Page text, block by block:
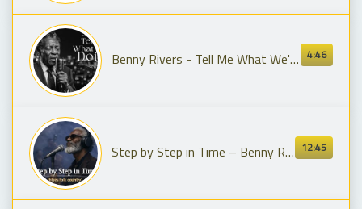
4:46
Benny Rivers - Tell Me What We're Doing (Official Lyric Video)
12:45
Step by Step in Time – Benny Rivers & More (Lyrics Cover Video) | Soulful Blues / Emotional 2026